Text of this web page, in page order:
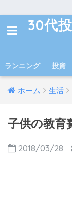
30代
ランニング 投資
ホーム 生活
子供の教育
2018/03/28